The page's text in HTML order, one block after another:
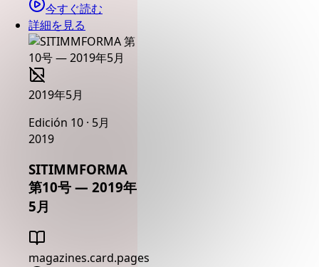
今すぐ読む
詳細を見る
2019年5月
Edición 10 · 5月
2019
SITIMMFORMA
第10号 — 2019年
5月
magazines.card.pages